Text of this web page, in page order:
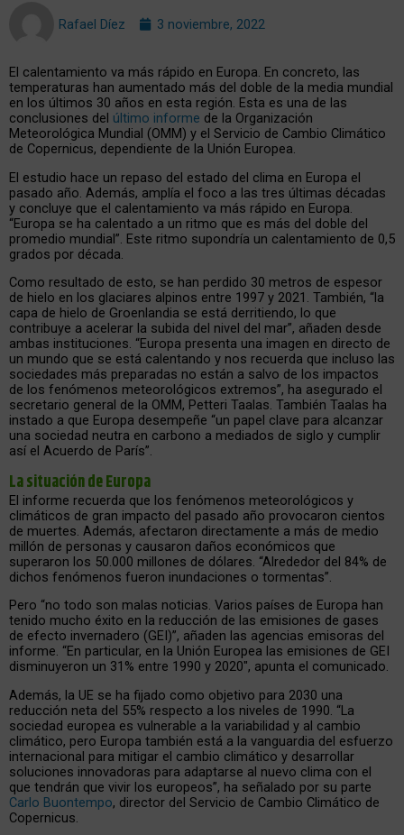
Rafael Díez 3 noviembre, 2022
El calentamiento va más rápido en Europa. En concreto, las
temperaturas han aumentado más del doble de la media mundial
en los últimos 30 años en esta región. Esta es una de las
conclusiones del último informe de la Organización
Meteorológica Mundial (OMM) y el Servicio de Cambio Climático
de Copernicus, dependiente de la Unión Europea.
El estudio hace un repaso del estado del clima en Europa el
pasado año. Además, amplía el foco a las tres últimas décadas
y concluye que el calentamiento va más rápido en Europa.
“Europa se ha calentado a un ritmo que es más del doble del
promedio mundial”. Este ritmo supondría un calentamiento de 0,5
grados por década.
Como resultado de esto, se han perdido 30 metros de espesor
de hielo en los glaciares alpinos entre 1997 y 2021. También, “la
capa de hielo de Groenlandia se está derritiendo, lo que
contribuye a acelerar la subida del nivel del mar”, añaden desde
ambas instituciones. “Europa presenta una imagen en directo de
un mundo que se está calentando y nos recuerda que incluso las
sociedades más preparadas no están a salvo de los impactos
de los fenómenos meteorológicos extremos”, ha asegurado el
secretario general de la OMM, Petteri Taalas. También Taalas ha
instado a que Europa desempeñe “un papel clave para alcanzar
una sociedad neutra en carbono a mediados de siglo y cumplir
así el Acuerdo de París”.
La situación de Europa
El informe recuerda que los fenómenos meteorológicos y
climáticos de gran impacto del pasado año provocaron cientos
de muertes. Además, afectaron directamente a más de medio
millón de personas y causaron daños económicos que
superaron los 50.000 millones de dólares. “Alrededor del 84% de
dichos fenómenos fueron inundaciones o tormentas”.
Pero “no todo son malas noticias. Varios países de Europa han
tenido mucho éxito en la reducción de las emisiones de gases
de efecto invernadero (GEI)”, añaden las agencias emisoras del
informe. “En particular, en la Unión Europea las emisiones de GEI
disminuyeron un 31% entre 1990 y 2020″, apunta el comunicado.
Además, la UE se ha fijado como objetivo para 2030 una
reducción neta del 55% respecto a los niveles de 1990. “La
sociedad europea es vulnerable a la variabilidad y al cambio
climático, pero Europa también está a la vanguardia del esfuerzo
internacional para mitigar el cambio climático y desarrollar
soluciones innovadoras para adaptarse al nuevo clima con el
que tendrán que vivir los europeos”, ha señalado por su parte
Carlo Buontempo, director del Servicio de Cambio Climático de
Copernicus.